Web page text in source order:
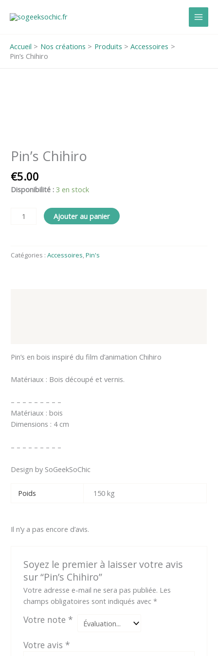
Accueil
Nos créations Produits
Accessoires
Pin’s Chihiro
Pin’s Chihiro
€5.00
Disponibilité : 3 en stock
Ajouter au panier
Catégories :Accessoires,Pin's
Pin’s en bois inspiré du film d’animation Chihiro
Matériaux : Bois découpé et vernis.
– – – – – – – – –
Matériaux : bois
Dimensions : 4 cm
– – – – – – – – –
Design by SoGeekSoChic
Poids 150 kg
Il n’y a pas encore d’avis.
Soyez le premier à laisser votre avis
sur “Pin’s Chihiro”
Votre adresse e-mail ne sera pas publiée. Les
champs obligatoires sont indiqués avec *
Votre note *
Votre avis *